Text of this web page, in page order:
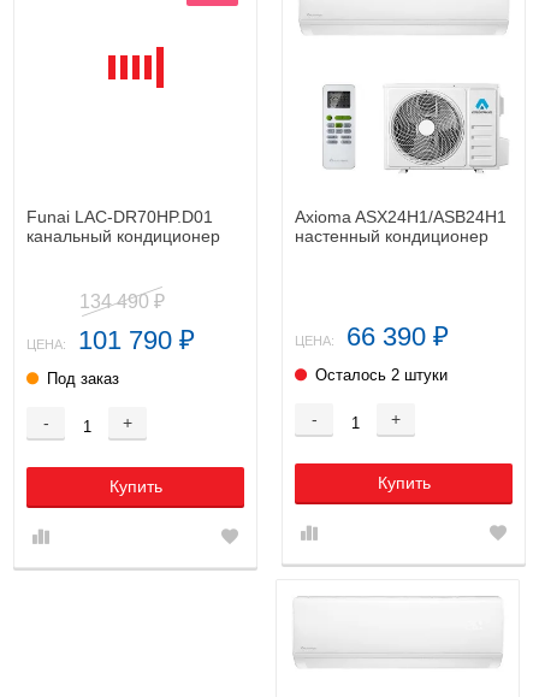
Funai LAC-DR70HP.D01
канальный кондиционер
134 490 ₽
ЦЕНА: 101 790 ₽
Под заказ
- +
Купить
Axioma ASX24H1/ASB24H1
настенный кондиционер
ЦЕНА: 66 390 ₽
Осталось 2 штуки
- +
Купить